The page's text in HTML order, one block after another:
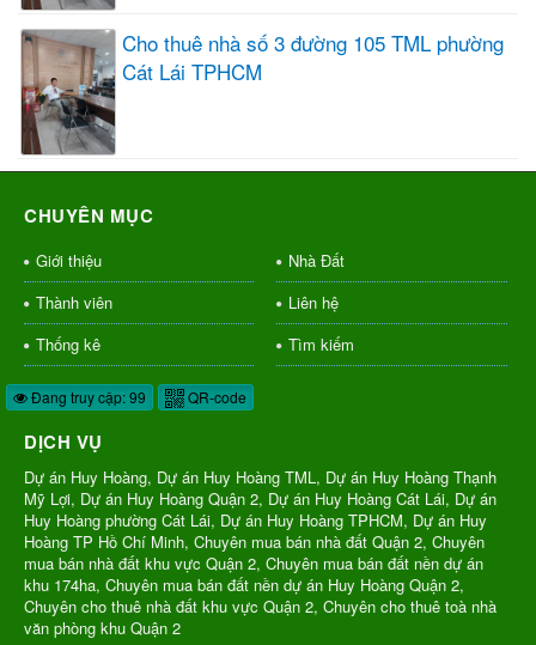
Cho thuê nhà số 3 đường 105 TML phường
Cát Lái TPHCM
CHUYÊN MỤC
Giới thiệu
Nhà Đất
Thành viên
Liên hệ
Thống kê
Tìm kiếm
Đang truy cập: 99 QR-code
DỊCH VỤ
Dự án Huy Hoàng, Dự án Huy Hoàng TML, Dự án Huy Hoàng Thạnh
Mỹ Lợi, Dự án Huy Hoàng Quận 2, Dự án Huy Hoàng Cát Lái, Dự án
Huy Hoàng phường Cát Lái, Dự án Huy Hoàng TPHCM, Dự án Huy
Hoàng TP Hồ Chí Minh, Chuyên mua bán nhà đất Quận 2, Chuyên
mua bán nhà đất khu vực Quận 2, Chuyên mua bán đất nền dự án
khu 174ha, Chuyên mua bán đất nền dự án Huy Hoàng Quận 2,
Chuyên cho thuê nhà đất khu vực Quận 2, Chuyên cho thuê toà nhà
văn phòng khu Quận 2